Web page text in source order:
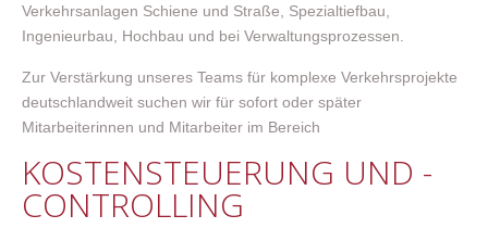
Verkehrsanlagen Schiene und Straße, Spezialtiefbau,
Ingenieurbau, Hochbau und bei Verwaltungsprozessen.
Zur Verstärkung unseres Teams für komplexe Verkehrsprojekte
deutschlandweit suchen wir für sofort oder später
Mitarbeiterinnen und Mitarbeiter im Bereich
KOSTENSTEUERUNG UND -
CONTROLLING